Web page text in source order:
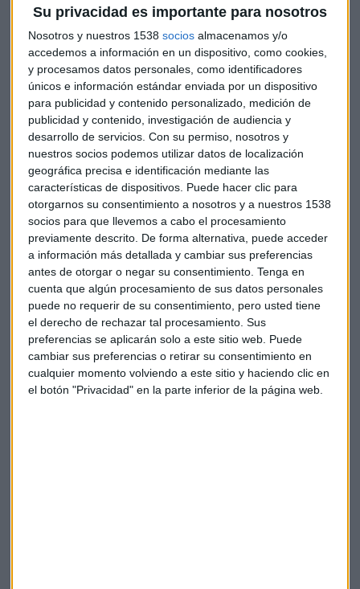
Su privacidad es importante para nosotros
Nosotros y nuestros 1538 socios almacenamos y/o
accedemos a información en un dispositivo, como cookies,
y procesamos datos personales, como identificadores
únicos e información estándar enviada por un dispositivo
para publicidad y contenido personalizado, medición de
publicidad y contenido, investigación de audiencia y
desarrollo de servicios. Con su permiso, nosotros y
nuestros socios podemos utilizar datos de localización
geográfica precisa e identificación mediante las
características de dispositivos. Puede hacer clic para
otorgarnos su consentimiento a nosotros y a nuestros 1538
socios para que llevemos a cabo el procesamiento
previamente descrito. De forma alternativa, puede acceder
a información más detallada y cambiar sus preferencias
antes de otorgar o negar su consentimiento. Tenga en
cuenta que algún procesamiento de sus datos personales
puede no requerir de su consentimiento, pero usted tiene
el derecho de rechazar tal procesamiento. Sus
preferencias se aplicarán solo a este sitio web. Puede
cambiar sus preferencias o retirar su consentimiento en
cualquier momento volviendo a este sitio y haciendo clic en
el botón "Privacidad" en la parte inferior de la página web.
convertirse en ley en un plazo de 60 días, los préstamos
problemáticos de las entidades, así como los riesgos legales
generados por un escándalo, serán derivados a un banco
malo financiado en parte por el Estado.
El ministro de Economía afirma que, además de los 5.200
millones de euros que pagará el Estado a Intesa -incluyendo
1.200 millones de euros para cubrir recortes de
empleoy reestructurar las plantillas de los tres bancos-,
también se ofrecerán garantías adicionales por hasta
12.000 millones de euros para financiar posibles pérdidas de
los préstamos problemáticos de ambos bancos. La
operación supondrá el cierre de unas 600 sucursales de las
más de 6.000 que suman en total Intesa y los bancos del
Veneto y el despido de unas 4.000 personas.
El decreto indica que las entidades y empleados de los
bancos del Véneto se integrarán en el Intesa Sanpaolo en la
mañana del lunes, una decisión que buscaevitar una
potencial fuga de depósitosque podría extender el caos a
lo largo del sector financiero. Padoan asegura que no había